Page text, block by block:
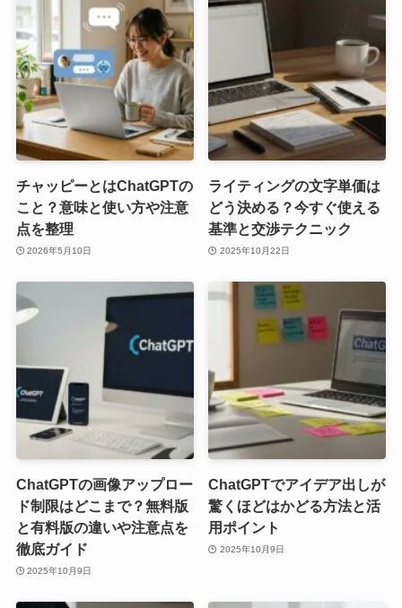
チャッピーとはChatGPTの
こと？意味と使い方や注意
点を整理
2026年5月10日
ライティングの文字単価は
どう決める？今すぐ使える
基準と交渉テクニック
2025年10月22日
ChatGPTの画像アップロー
ド制限はどこまで？無料版
と有料版の違いや注意点を
徹底ガイド
2025年10月9日
ChatGPTでアイデア出しが
驚くほどはかどる方法と活
用ポイント
2025年10月9日